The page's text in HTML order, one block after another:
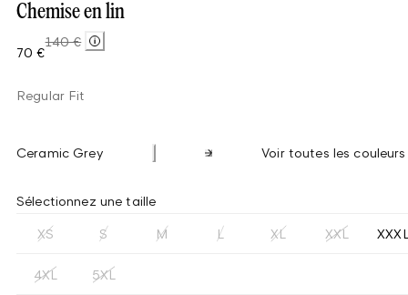
Chemise en lin
70 €
140 €
Regular Fit
Ceramic Grey Voir toutes les couleurs
Sélectionnez une taille
XS S M L XL XXL
4XL 5XL